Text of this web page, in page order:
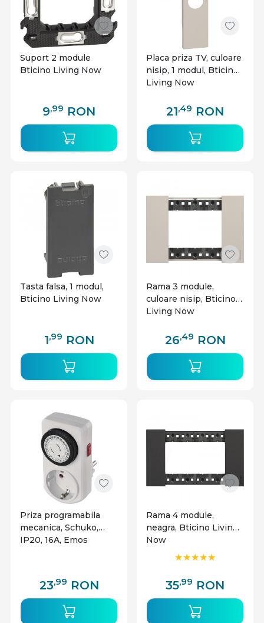
Suport 2 module
Bticino Living Now
9,99 RON
Placa priza TV, culoare
nisip, 1 modul, Bticino
Living Now
21,49 RON
Tasta falsa, 1 modul,
Bticino Living Now
1,99 RON
Rama 3 module,
culoare nisip, Bticino
Living Now
26,49 RON
Priza programabila
mecanica, Schuko,
IP20, 16A, Emos
23,99 RON
Rama 4 module,
neagra, Bticino Living
Now
35,99 RON